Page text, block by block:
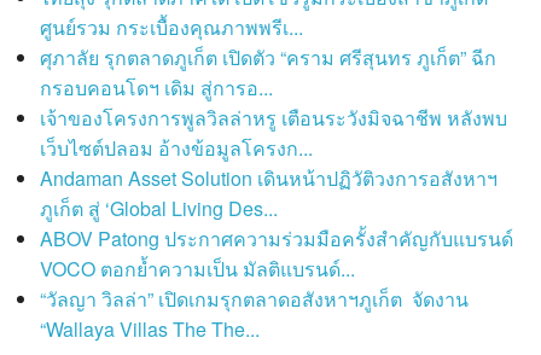
ศูนย์รวม กระเบื้องคุณภาพพรีเ...
ศุภาลัย รุกตลาดภูเก็ต เปิดตัว “คราม ศรีสุนทร ภูเก็ต” ฉีก
กรอบคอนโดฯ เดิม สู่การอ...
เจ้าของโครงการพูลวิลล่าหรู เตือนระวังมิจฉาชีพ หลังพบ
เว็บไซต์ปลอม อ้างข้อมูลโครงก...
Andaman Asset Solution เดินหน้าปฏิวัติวงการอสังหาฯ
ภูเก็ต สู่ ‘Global Living Des...
ABOV Patong ประกาศความร่วมมือครั้งสำคัญกับแบรนด์
VOCO ตอกย้ำความเป็น มัลติแบรนด์...
“วัลญา วิลล่า” เปิดเกมรุกตลาดอสังหาฯภูเก็ต จัดงาน
“Wallaya Villas The The...